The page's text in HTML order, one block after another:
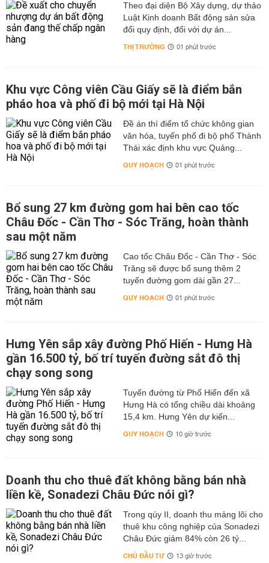
Theo đại diện Bộ Xây dựng, dự thảo
Luật Kinh doanh Bất động sản sửa
đổi quy định, đối với dự án...
THỊ TRƯỜNG 01 phút trước
Khu vực Công viên Cầu Giấy sẽ là điểm bắn
pháo hoa và phố đi bộ mới tại Hà Nội
Đề án thí điểm tổ chức không gian
văn hóa, tuyến phố đi bộ phố Thành
Thái xác định khu vực Quảng...
QUY HOẠCH 01 phút trước
Bổ sung 27 km đường gom hai bên cao tốc
Châu Đốc - Cần Thơ - Sóc Trăng, hoàn thành
sau một năm
Cao tốc Châu Đốc - Cần Thơ - Sóc
Trăng sẽ được bổ sung thêm 2
tuyến đường gom dài gần 27...
QUY HOẠCH 01 phút trước
Hưng Yên sắp xây đường Phố Hiến - Hưng Hà
gần 16.500 tỷ, bố trí tuyến đường sắt đô thị
chạy song song
Tuyến đường từ Phố Hiến đến xã
Hưng Hà có tổng chiều dài khoảng
15,4 km. Hưng Yên dự kiến...
QUY HOẠCH 10 giờ trước
Doanh thu cho thuê đất không bằng bán nhà
liền kề, Sonadezi Châu Đức nói gì?
Trong qúy II, doanh thu mảng lõi cho
thuê khu công nghiệp của Sonadezi
Châu Đức giảm 84% còn 26 tỷ...
CHỦ ĐẦU TƯ 13 giờ trước